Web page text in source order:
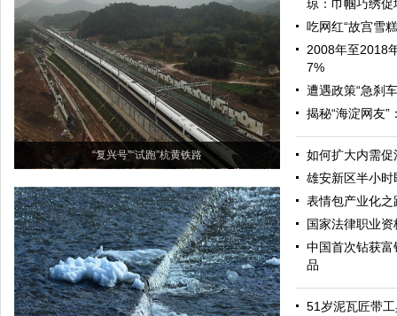
“复兴号”“试跑”杭黄铁路
琼：巾帼巧绣促
吃网红“故宫雪
2008年至2018
7%
遭遇政策“急刹
揭秘“海淀网友
如何扩大内需促
雄安新区半小
表情包产业化
国家法律职业
中国首次钻获
品
51岁泥瓦匠带